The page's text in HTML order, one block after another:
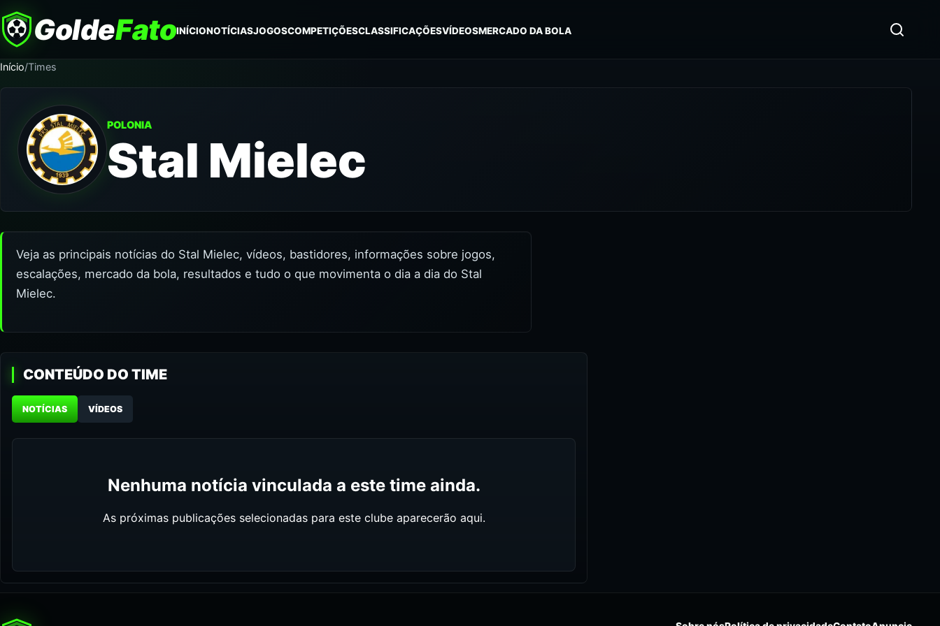
GoldeFatoINÍCIONOTÍCIASJOGOSCOMPETIÇÕESCLASSIFICAÇÕESVÍDEOSMERCADO DA BOLA
Início/Times
POLONIA
Stal Mielec
Veja as principais notícias do Stal Mielec, vídeos, bastidores, informações sobre jogos,
escalações, mercado da bola, resultados e tudo o que movimenta o dia a dia do Stal
Mielec.
CONTEÚDO DO TIME
NOTÍCIAS VÍDEOS
Nenhuma notícia vinculada a este time ainda.
As próximas publicações selecionadas para este clube aparecerão aqui.